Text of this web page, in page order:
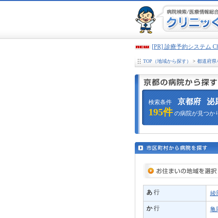
[PR] 診療予約システム
TOP（地域から探す） > 都道府県
検索条件 京都府 泌
195件の病院が見つか
あ行 綾
か行 亀